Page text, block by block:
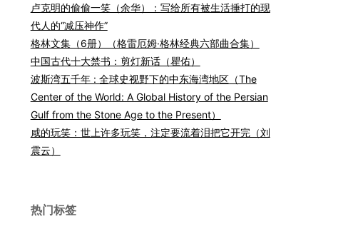
卢克明的偷偷一笑（余华）：写给所有被生活捶打的现
代人的“减压神作”
格林文集（6册）（格雷厄姆·格林经典六部曲合集）
中国古代十大禁书：剪灯新话（瞿佑）
波斯湾五千年 : 全球史视野下的中东海湾地区（The
Center of the World: A Global History of the Persian
Gulf from the Stone Age to the Present）
咸的玩笑：世上许多玩笑，注定要流着泪把它开完（刘
震云）
热门标签